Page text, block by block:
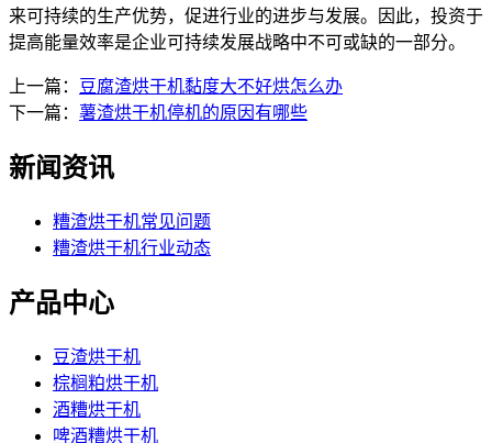
来可持续的生产优势，促进行业的进步与发展。因此，投资于
提高能量效率是企业可持续发展战略中不可或缺的一部分。
上一篇：
豆腐渣烘干机黏度大不好烘怎么办
下一篇： 薯渣烘干机停机的原因有哪些
新闻资讯
糟渣烘干机常见问题
糟渣烘干机行业动态
产品中心
豆渣烘干机
棕榈粕烘干机
酒糟烘干机
啤酒糟烘干机